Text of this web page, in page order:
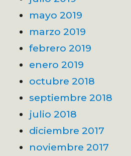
mayo 2019
marzo 2019
febrero 2019
enero 2019
octubre 2018
septiembre 2018
julio 2018
diciembre 2017
noviembre 2017